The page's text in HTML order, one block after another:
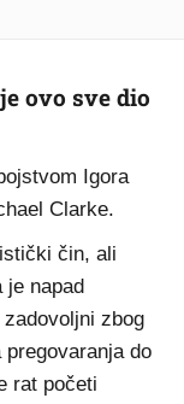
ovo sve dio
Igora
Clarke.
čin, ali
je napad
zbog
do
rat početi